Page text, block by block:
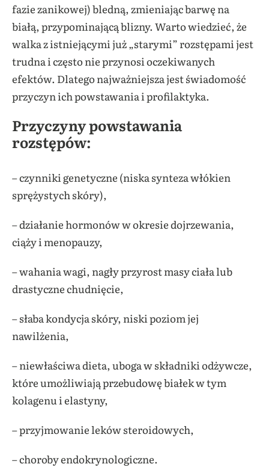
fazie zanikowej) bledną, zmieniając barwę na
białą, przypominającą blizny. Warto wiedzieć, że
walka z istniejącymi już „starymi” rozstępami jest
trudna i często nie przynosi oczekiwanych
efektów. Dlatego najważniejsza jest świadomość
przyczyn ich powstawania i profilaktyka.
Przyczyny powstawania
rozstępów:
– czynniki genetyczne (niska synteza włókien
sprężystych skóry),
– działanie hormonów w okresie dojrzewania,
ciąży i menopauzy,
– wahania wagi, nagły przyrost masy ciała lub
drastyczne chudnięcie,
– słaba kondycja skóry, niski poziom jej
nawilżenia,
– niewłaściwa dieta, uboga w składniki odżywcze,
które umożliwiają przebudowę białek w tym
kolagenu i elastyny,
– przyjmowanie leków steroidowych,
– choroby endokrynologiczne.